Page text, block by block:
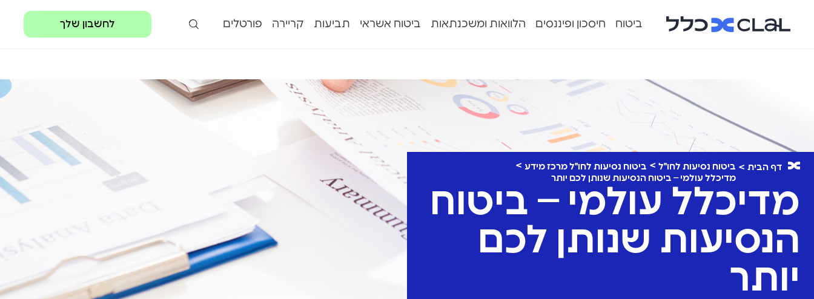
ביטוח חיסכון ופיננסים הלוואות ומשכנתאות ביטוח אשראי תביעות קריירה פורטלים לחשבון שלך
דף הבית ביטוח נסיעות לחו"ל
ביטוח נסיעות לחו"ל מרכז מידע
מדיכלל עולמי – ביטוח הנסיעות שנותן לכם יותר
מדיכלל עולמי – ביטוח
הנסיעות שנותן לכם
יותר